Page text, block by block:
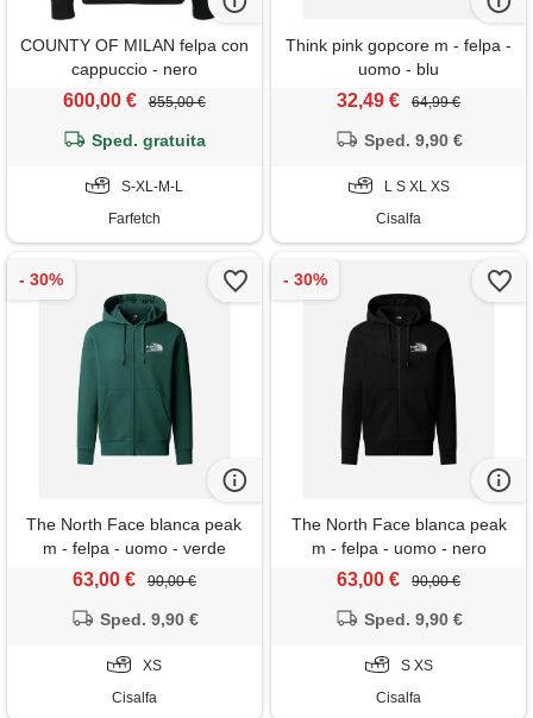
COUNTY OF MILAN felpa con
cappuccio - nero
600,00 € 855,00 €
Sped. gratuita
S-XL-M-L
Farfetch
Think pink gopcore m - felpa -
uomo - blu
32,49 € 64,99 €
Sped. 9,90 €
L S XL XS
Cisalfa
The North Face blanca peak
m - felpa - uomo - verde
63,00 € 90,00 €
Sped. 9,90 €
XS
Cisalfa
The North Face blanca peak
m - felpa - uomo - nero
63,00 € 90,00 €
Sped. 9,90 €
S XS
Cisalfa